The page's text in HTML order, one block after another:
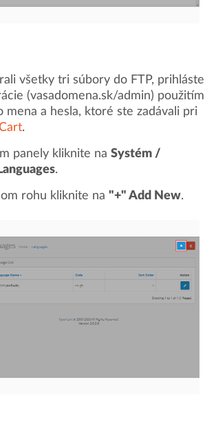
všetky tri súbory do FTP, prihláste
(vasadomena.sk/admin) použitím
mena a hesla, ktoré ste zadávali pri
.
panely kliknite na Systém /
.
rohu kliknite na "+" Add New.